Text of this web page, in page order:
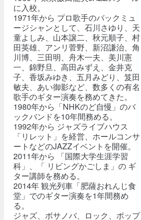
に入校。
1971年から プロ歌手のバックミュ
ージシャンとして、石川さゆり、天
童よしみ、山本譲二、秋元順子、村
田英雄、アンリ菅野、新沼謙治、角
川博、三田明、舟木一夫、美川憲
一、錦野旦、高田みずえ、金井克
子、香坂みゆき、五月みどり、笈田
敏夫、あい御影など、数多くの有名
歌手のギター演奏を務めてきた。
1980年から「NHKのど自慢」のバ
ックバンドを10年間務める。
1992年から ジャズライブハウス
「リレット」を経営、ホールコンサ
ートなどのJAZZイベントを開催。
2011年から 「国際大学生涯学習
科」、「 リビングかごしま」の ギ
ター講師を務める。
2014年 観光列車「肥薩おれんじ食
堂」でのギター演奏を1年間務め
る。
ジャズ、ボサノバ、ロック、ポップ